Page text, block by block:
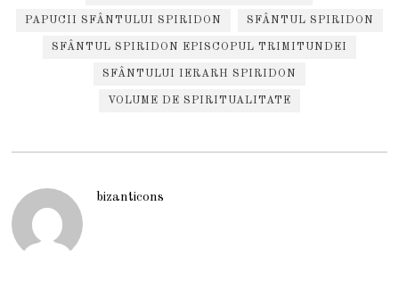
PAPUCII SFÂNTULUI SPIRIDON SFÂNTUL SPIRIDON
SFÂNTUL SPIRIDON EPISCOPUL TRIMITUNDEI
SFÂNTULUI IERARH SPIRIDON
VOLUME DE SPIRITUALITATE
bizanticons